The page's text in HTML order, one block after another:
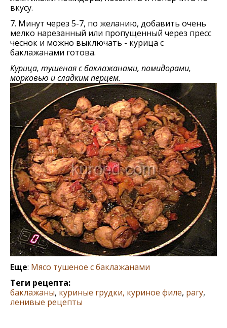
вкусу.
7. Минут через 5-7, по желанию, добавить очень
мелко нарезанный или пропущенный через пресс
чеснок и можно выключать - курица с
баклажанами готова.
Курица, тушеная с баклажанами, помидорами,
морковью и сладким перцем.
Еще: Мясо тушеное с баклажанами
Теги рецепта:
баклажаны, куриные грудки, куриное филе, рагу,
ленивые рецепты